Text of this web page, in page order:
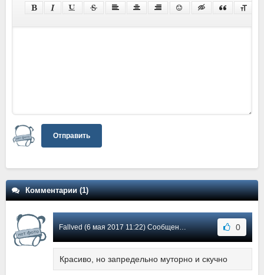
Отправить
Комментарии (1)
Fallved (6 мая 2017 11:22) Сообщение #1 0
Красиво, но запредельно муторно и скучно